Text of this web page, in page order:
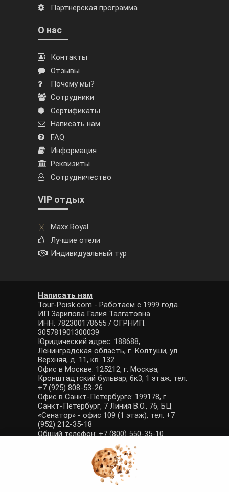
Партнерская программа
О нас
Контакты
Отзывы
Почему мы?
Сотрудники
Сертификаты
Написать нам
FAQ
Информация
Реквизиты
Сотрудничество
VIP отдых
Maxx Royal
Лучшие отели
Индивидуальный тур
Написать нам
Tour-Poisk.com - Работаем с 1999 года.
ИП Зарипова Галия Талгатовна
ИНН: 782300178655 / ОГРНИП:
305781901300039
Юридический адрес: 188688,
Ленинградская область, г. Колтуши, ул.
Верхняя, д. 11, кв. 132
Офис в Москве: 125212, г. Москва,
Кронштадтский бульвар, 6к3, 1 этаж, тел.
+7 (925) 808-53-26
Офис в Санкт-Петербурге: 199178, г.
Санкт-Петербург, 7 Линия В.О., 76, БЦ
«Сенатор» - офис 109 (1 этаж), тел. +7
(952) 212-35-18
Общий телефон: +7 (800) 550-35-10
E-mail: manager@tour-poisk.com (общие
вопросы), admin@tour-poisk.com (жалобы)
Номер в Общероссийском реестре
туристических агентств: РТА 0003424
Политика конфиденциальности